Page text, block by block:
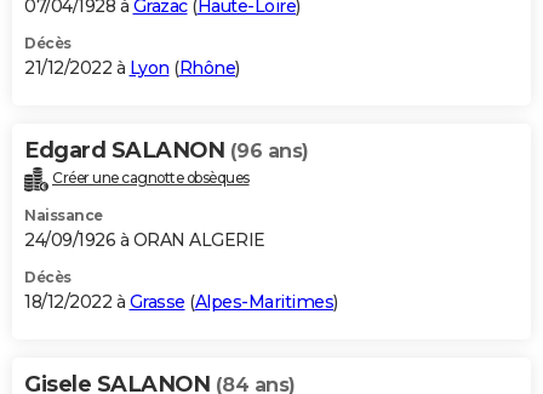
07/04/1928 à Grazac( Haute-Loire)
Décès
21/12/2022 à Lyon (Rhône)
Edgard SALANON (96 ans)
Créer une cagnotte obsèques
Naissance
24/09/1926 à ORAN ALGERIE
Décès
18/12/2022 à Grasse (Alpes-Maritimes)
Gisele SALANON (84 ans)